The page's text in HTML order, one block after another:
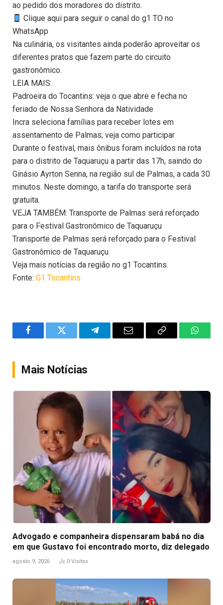
ao pedido dos moradores do distrito.
Clique aqui para seguir o canal do g1 TO no
WhatsApp
Na culinária, os visitantes ainda poderão aproveitar os
diferentes pratos que fazem parte do circuito
gastronômico.
LEIA MAIS:
Padroeira do Tocantins: veja o que abre e fecha no
feriado de Nossa Senhora da Natividade
Incra seleciona famílias para receber lotes em
assentamento de Palmas; veja como participar
Durante o festival, mais ônibus foram incluídos na rota
para o distrito de Taquaruçu a partir das 17h, saindo do
Ginásio Ayrton Senna, na região sul de Palmas, a cada 30
minutos. Neste domingo, a tarifa do transporte será
gratuita.
VEJA TAMBÉM: Transporte de Palmas será reforçado
para o Festival Gastronômico de Taquaruçu
Transporte de Palmas será reforçado para o Festival
Gastronômico de Taquaruçu
Veja mais notícias da região no g1 Tocantins.
Fonte: G1 Tocantins
FacebookTwitter TelegramEmail
Copy
Mais Notícias
Advogado e companheira dispensaram babá no dia
em que Gustavo foi encontrado morto, diz delegado
agosto 9, 2026 0 Visitas